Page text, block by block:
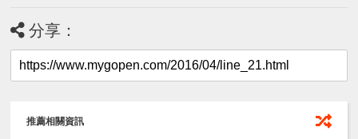
分享：
推薦相關資訊